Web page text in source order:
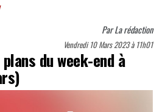
ParLa rédaction
Vendredi 10 Mars 2023 à 11h01
du week-end à